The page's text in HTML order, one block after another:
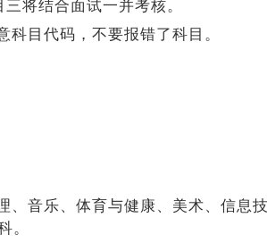
将结合面试一并考核。
目代码，不要报错了科目。
、音乐、体育与健康、美术、信息技
。